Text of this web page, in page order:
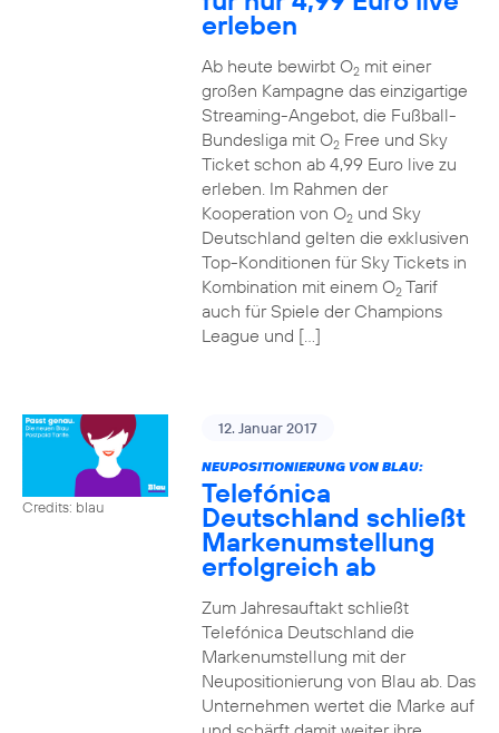
erleben
Ab heute bewirbt O2mit einer
großen Kampagne das einzigartige
Streaming-Angebot, die Fußball-
Bundesliga mit O2Free und Sky
Ticket schon ab 4,99 Euro live zu
erleben. Im Rahmen der
Kooperation von O2und Sky
Deutschland gelten die exklusiven
Top-Konditionen für Sky Tickets in
Kombination mit einem O2Tarif
auch für Spiele der Champions
League und […]
Credits: blau
12. Januar 2017
NEUPOSITIONIERUNG VON BLAU:
Telefónica
Deutschland schließt
Markenumstellung
erfolgreich ab
Zum Jahresauftakt schließt
Telefónica Deutschland die
Markenumstellung mit der
Neupositionierung von Blau ab. Das
Unternehmen wertet die Marke auf